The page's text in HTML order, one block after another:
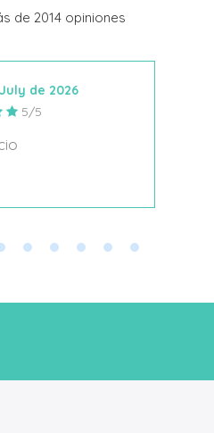
de 2014opiniones
de 2026
5/5